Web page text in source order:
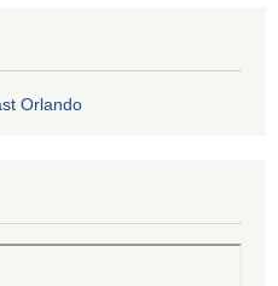
Orlando